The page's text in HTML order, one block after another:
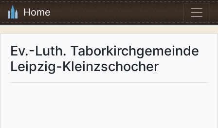
Home
Ev.-Luth. Taborkirchgemeinde
Leipzig-Kleinzschocher